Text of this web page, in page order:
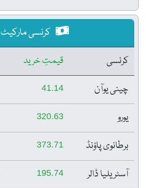
کرنسی مارکیٹ
کرنسی
قیمتِ خرید
چینی یوآن
41.14
یورو 320.63
برطانوی پاؤنڈ 373.71
آسٹریلیا ڈالر 195.74